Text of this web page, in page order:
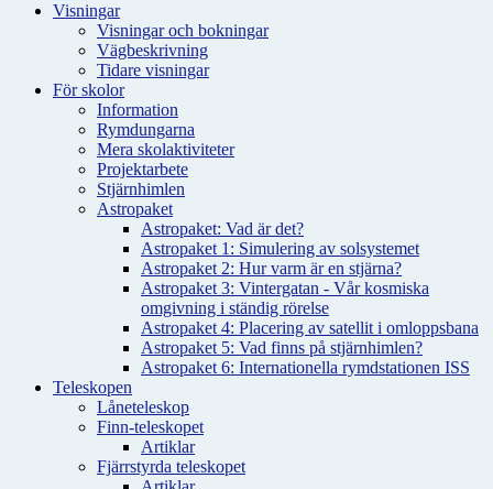
Visningar
Visningar och bokningar
Vägbeskrivning
Tidare visningar
För skolor
Information
Rymdungarna
Mera skolaktiviteter
Projektarbete
Stjärnhimlen
Astropaket
Astropaket: Vad är det?
Astropaket 1: Simulering av solsystemet
Astropaket 2: Hur varm är en stjärna?
Astropaket 3: Vintergatan - Vår kosmiska
omgivning i ständig rörelse
Astropaket 4: Placering av satellit i omloppsbana
Astropaket 5: Vad finns på stjärnhimlen?
Astropaket 6: Internationella rymdstationen ISS
Teleskopen
Låneteleskop
Finn-teleskopet
Artiklar
Fjärrstyrda teleskopet